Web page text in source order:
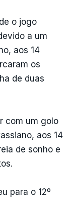
o jogo
a um
aos 14
os
de duas
com um golo
aos 14
de sonho e
para o 12º